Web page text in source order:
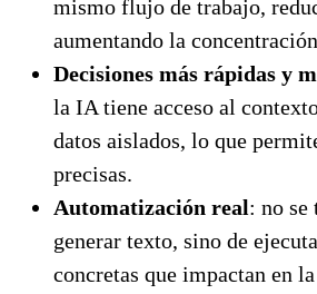
mismo flujo de trabajo,
aumentando la
Decisiones más rápidas y
la IA tiene acceso al
datos aislados, lo que
precisas.
Automatización real: no se
generar texto, sino de
concretas que impactan en